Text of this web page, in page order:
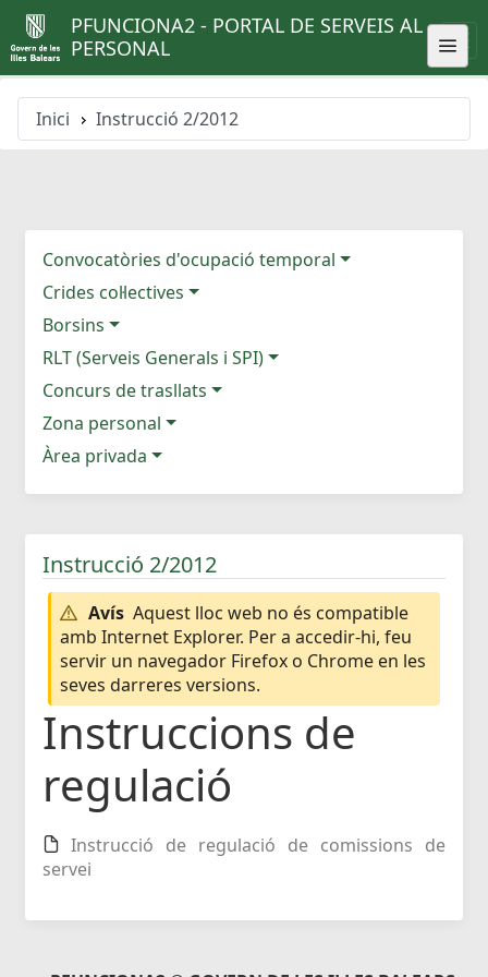
PFUNCIONA2 - PORTAL DE SERVEIS AL
PERSONAL
Inici Instrucció 2/2012
Convocatòries d'ocupació temporal
Crides col·lectives
Borsins
RLT (Serveis Generals i SPI)
Concurs de trasllats
Zona personal
Àrea privada
Instrucció 2/2012
Avís Aquest lloc web no és compatible
amb Internet Explorer. Per a accedir-hi, feu
servir un navegador Firefox o Chrome en les
seves darreres versions.
Instruccions de
regulació
Instrucció de regulació de comissions de
servei